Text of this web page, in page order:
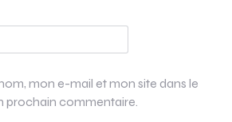
mon e-mail et mon site dans le
prochain commentaire.